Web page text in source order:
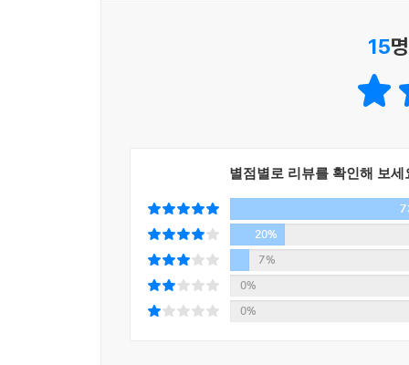
15
별점별로 리뷰를 확인해 보세
20%
7%
0%
0%